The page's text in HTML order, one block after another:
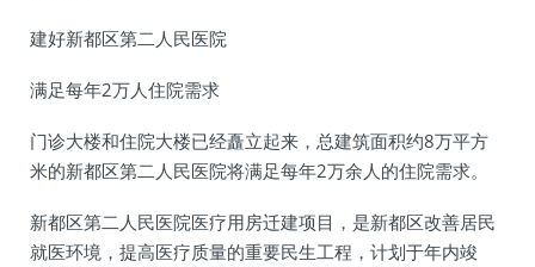
建好新都区第二人民医院
满足每年2万人住院需求
门诊大楼和住院大楼已经矗立起来，总建筑面积约8万平方
米的新都区第二人民医院将满足每年2万余人的住院需求。
新都区第二人民医院医疗用房迁建项目，是新都区改善居民
就医环境，提高医疗质量的重要民生工程，计划于年内竣